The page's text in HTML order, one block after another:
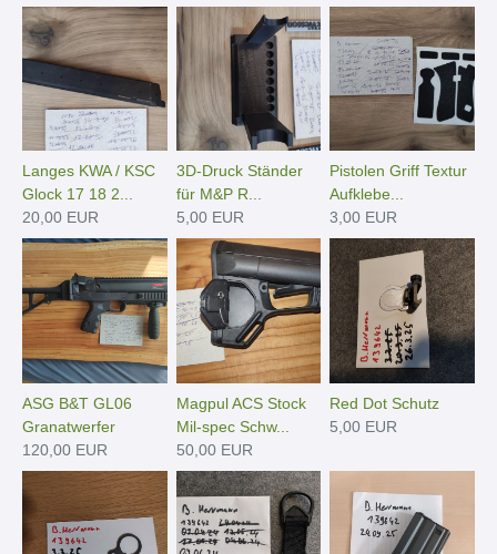
Langes KWA / KSC
Glock 17 18 2...
20,00 EUR
3D-Druck Ständer
für M&P R...
5,00 EUR
Pistolen Griff Textur
Aufklebe...
3,00 EUR
ASG B&T GL06
Granatwerfer
120,00 EUR
Magpul ACS Stock
Mil-spec Schw...
50,00 EUR
Red Dot Schutz
5,00 EUR